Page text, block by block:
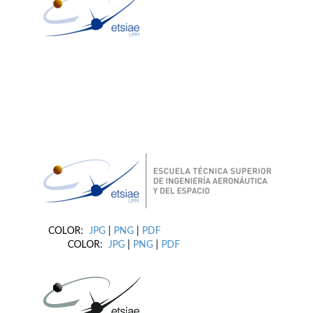
COLOR: JPG PNG
PDF
COLOR: JPG PNG PDF